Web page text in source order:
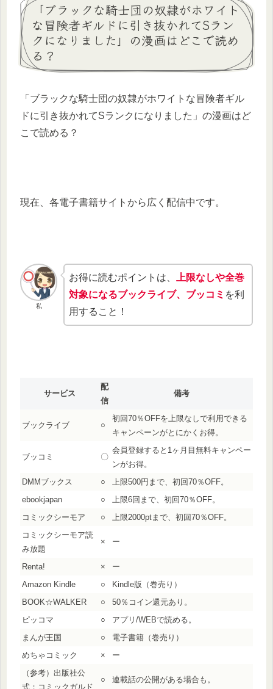
「ブラックな騎士団の奴隷がホワイト
な冒険者ギルドに引き抜かれてSラン
クになりました」の漫画はどこで読め
る？
「ブラックな騎士団の奴隷がホワイトな冒険者ギル
ドに引き抜かれてSランクになりました」の漫画はど
こで読める？
現在、各電子書籍サイトから広く配信中です。
私
お得に読むポイントは、
上限なしや全巻
対象になるブックライブ、ブッコミ を利
用すること！
サービス
配
信
備考
ブックライブ ○
初回70％OFFを上限なしで利用できる
キャンペーンがとにかくお得。
ブッコミ 〇
会員登録すると1ヶ月目無料キャンペー
ンがお得。
DMMブックス
○
上限500円まで、初回70％OFF。
ebookjapan
○
上限6回まで、初回70％OFF。
コミックシーモア
○
上限2000ptまで、初回70％OFF。
コミックシーモア読
み放題
× ー
Renta! ×
ー
Amazon Kindle
○
Kindle版（巻売り）
BOOK☆WALKER
○
50％コイン還元あり。
ピッコマ
○
アプリ/WEBで読める。
まんが王国
○
電子書籍（巻売り）
めちゃコミック
×
ー
（参考）出版社公
式：コミックガルド
○ 連載話の公開がある場合も。